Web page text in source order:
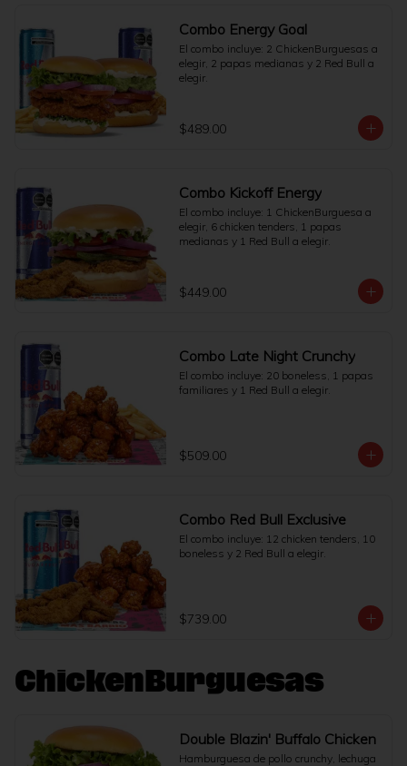
Combo Energy Goal
El combo incluye: 2 ChickenBurguesas a
elegir, 2 papas medianas y 2 Red Bull a
elegir.
$489.00
Combo Kickoff Energy
El combo incluye: 1 ChickenBurguesa a
elegir, 6 chicken tenders, 1 papas
medianas y 1 Red Bull a elegir.
$449.00
Combo Late Night Crunchy
El combo incluye: 20 boneless, 1 papas
familiares y 1 Red Bull a elegir.
$509.00
Combo Red Bull Exclusive
El combo incluye: 12 chicken tenders, 10
boneless y 2 Red Bull a elegir.
$739.00
ChickenBurguesas
Double Blazin' Buffalo Chicken
Hamburguesa de pollo crunchy, lechuga